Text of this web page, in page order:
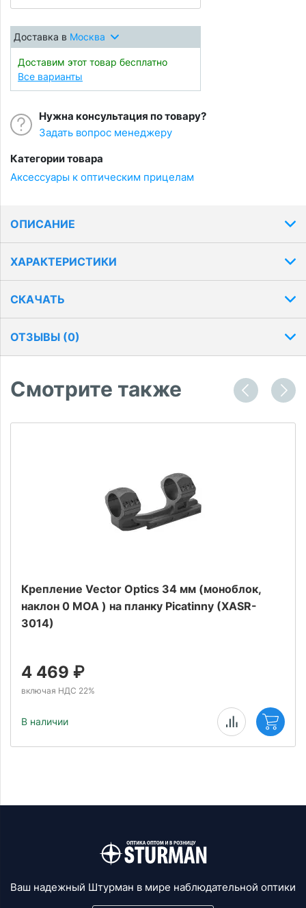
Доставка в Москва
Доставим этот товар бесплатно
Все варианты
Нужна консультация по товару?
Задать вопрос менеджеру
Категории товара
Аксессуары к оптическим прицелам
ОПИСАНИЕ
ХАРАКТЕРИСТИКИ
СКАЧАТЬ
ОТЗЫВЫ (0)
Смотрите также
Крепление Vector Optics 34 мм (моноблок,
наклон 0 MOA ) на планку Picatinny (XASR-
3014)
4 469 ₽
включая НДС 22%
В наличии
Ваш надежный Штурман в мире наблюдательной оптики